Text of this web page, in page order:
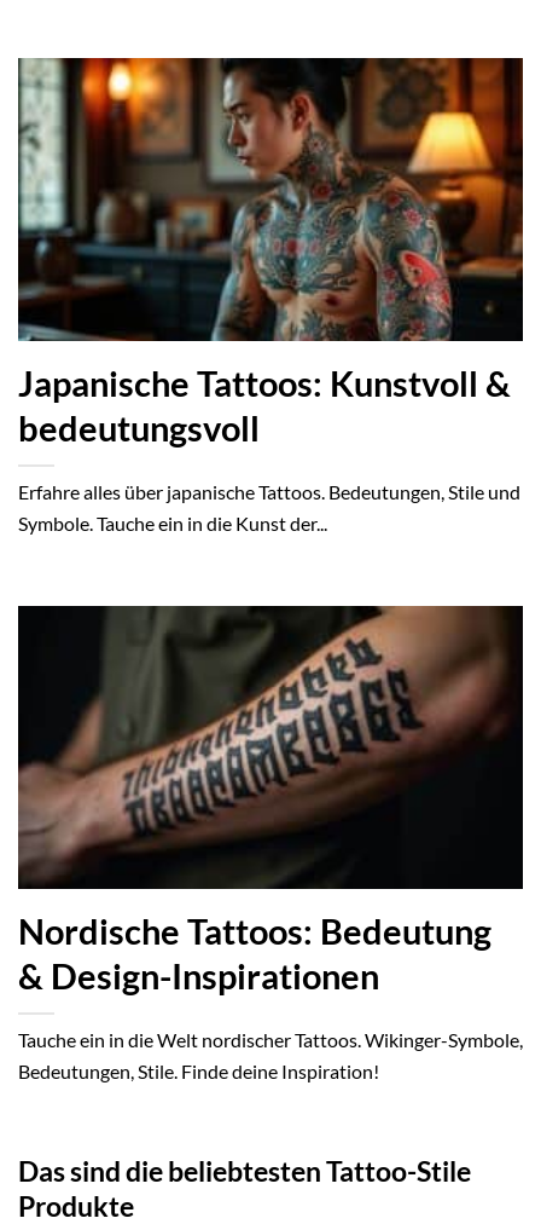
Japanische Tattoos: Kunstvoll &
bedeutungsvoll
Erfahre alles über japanische Tattoos. Bedeutungen, Stile und
Symbole. Tauche ein in die Kunst der...
Nordische Tattoos: Bedeutung
& Design-Inspirationen
Tauche ein in die Welt nordischer Tattoos. Wikinger-Symbole,
Bedeutungen, Stile. Finde deine Inspiration!
Das sind die beliebtesten Tattoo-Stile
Produkte